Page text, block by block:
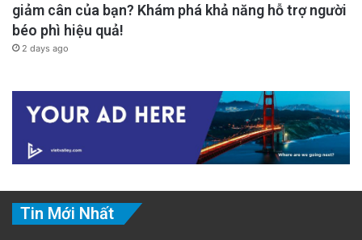
giảm cân của bạn? Khám phá khả năng hỗ trợ người
béo phì hiệu quả!
2 days ago
Tin Mới Nhất